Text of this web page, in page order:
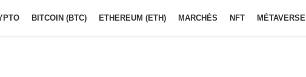
BITCOIN (BTC) ETHEREUM (ETH) MARCHÉS NFT MÉTAVERSE